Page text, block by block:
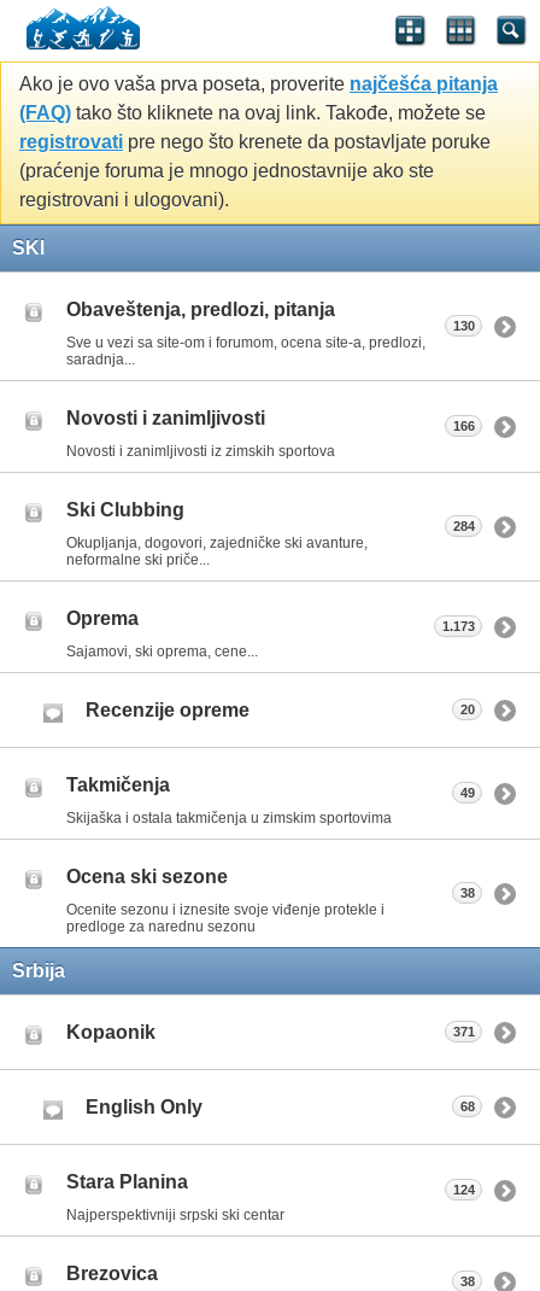
Ako je ovo vaša prva poseta, proverite najčešća pitanja
(FAQ) tako što kliknete na ovaj link. Takođe, možete se
registrovati pre nego što krenete da postavljate poruke
(praćenje foruma je mnogo jednostavnije ako ste
registrovani i ulogovani).
SKI
Obaveštenja, predlozi, pitanja
Sve u vezi sa site-om i forumom, ocena site-a, predlozi,
saradnja...
130
Novosti i zanimljivosti
Novosti i zanimljivosti iz zimskih sportova
166
Ski Clubbing
Okupljanja, dogovori, zajedničke ski avanture,
neformalne ski priče...
284
Oprema
Sajamovi, ski oprema, cene...
1.173
Recenzije opreme 20
Takmičenja
Skijaška i ostala takmičenja u zimskim sportovima
49
Ocena ski sezone
Ocenite sezonu i iznesite svoje viđenje protekle i
predloge za narednu sezonu
38
Srbija
Kopaonik 371
English Only 68
Stara Planina
Najperspektivniji srpski ski centar
124
Brezovica 38